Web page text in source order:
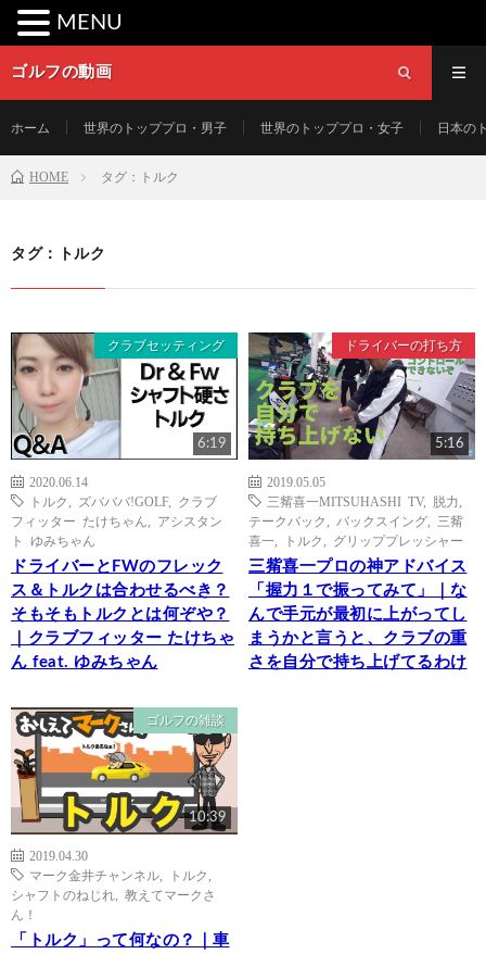
ゴルフの動画
ホーム 世界のトッププロ・男子 世界のトッププロ・女子 日本の
HOME タグ：トルク
タグ：トルク
クラブセッティング
6:19
2020.06.14
トルク
ズバババ!GOLF, クラブ
フィッター たけちゃん
アシスタン
ト ゆみちゃん
ドライバーとFWのフレック
ス＆トルクは合わせるべき？
そもそもトルクとは何ぞや？
｜クラブフィッター たけちゃ
ん feat. ゆみちゃん
ドライバーの打ち方
5:16
2019.05.05
三觜喜一MITSUHASHI TV, 脱力
テークバック
バックスイング
三觜
喜一
トルク グリッププレッシャー
三觜喜一プロの神アドバイス
「握力１で振ってみて」｜な
んで手元が最初に上がってし
まうかと言うと、クラブの重
さを自分で持ち上げてるわけ
ゴルフの雑談
10:39
2019.04.30
マーク金井チャンネル
トルク
シャフトのねじれ
教えてマークさ
ん！
「トルク」って何なの？｜車
MENU